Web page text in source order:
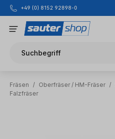
Zum Hauptinhalt springen
+49 (0) 8152 92898-0
Suchbegriff
Fräsen / Oberfräser / HM-Fräser /
Falzfräser